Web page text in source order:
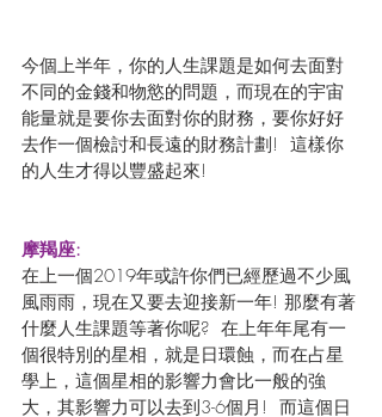
今個上半年，你的人生課題是如何去面對
不同的金錢和物慾的問題，而現在的宇宙
能量就是要你去面對你的財務，要你好好
去作一個檢討和長遠的財務計劃!  這樣你
的人生才得以豐盛起來!
摩羯座:
在上一個2019年或許你們已經歷過不少風
風雨雨，現在又要去迎接新一年! 那麼有著
什麼人生課題等著你呢?  在上年年尾有一
個很特別的星相，就是日環蝕，而在占星
學上，這個星相的影響力會比一般的強
大，其影響力可以去到3-6個月!  而這個日